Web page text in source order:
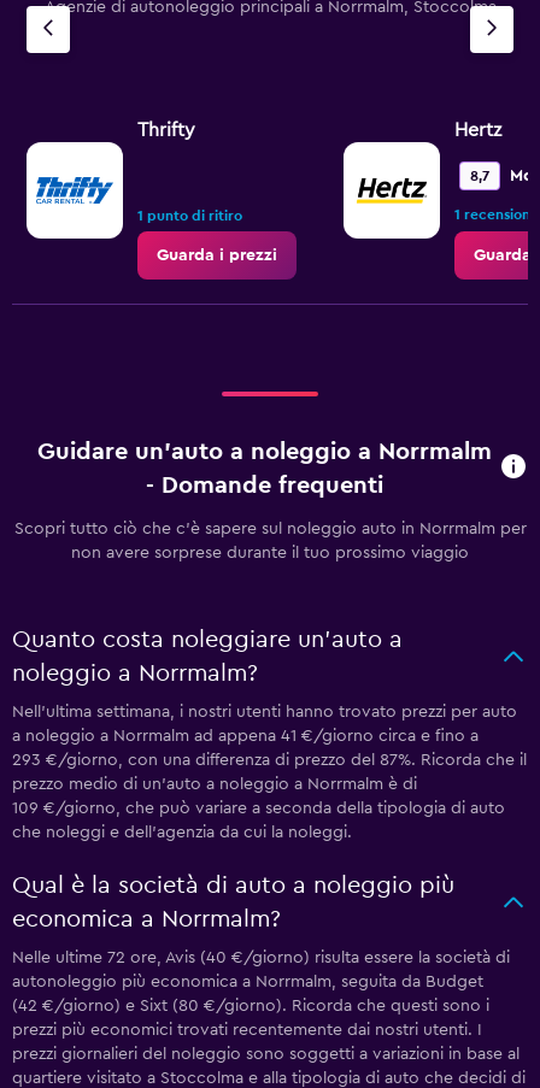
Agenzie di autonoleggio principali a Norrmalm, Stoccolma
Thrifty
1 punto di ritiro
Guarda i prezzi
Hertz
8,7
1 recensione
Guarda
Guidare un'auto a noleggio a Norrmalm
- Domande frequenti
Scopri tutto ciò che c'è sapere sul noleggio auto in Norrmalm per
non avere sorprese durante il tuo prossimo viaggio
Quanto costa noleggiare un'auto a
noleggio a Norrmalm?
Nell'ultima settimana, i nostri utenti hanno trovato prezzi per auto
a noleggio a Norrmalm ad appena 41 €/giorno circa e fino a
293 €/giorno, con una differenza di prezzo del 87%. Ricorda che il
prezzo medio di un'auto a noleggio a Norrmalm è di
109 €/giorno, che può variare a seconda della tipologia di auto
che noleggi e dell'agenzia da cui la noleggi.
Qual è la società di auto a noleggio più
economica a Norrmalm?
Nelle ultime 72 ore, Avis (40 €/giorno) risulta essere la società di
autonoleggio più economica a Norrmalm, seguita da Budget
(42 €/giorno) e Sixt (80 €/giorno). Ricorda che questi sono i
prezzi più economici trovati recentemente dai nostri utenti. I
prezzi giornalieri del noleggio sono soggetti a variazioni in base al
quartiere visitato a Stoccolma e alla tipologia di auto che decidi di